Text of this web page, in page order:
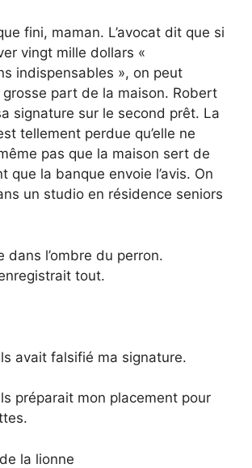
fini, maman. L’avocat dit que si
vingt mille dollars «
indispensables », on peut
grosse part de la maison. Robert
signature sur le second prêt. La
tellement perdue qu’elle ne
pas que la maison sert de
que la banque envoie l’avis. On
un studio en résidence seniors
dans l’ombre du perron.
tout.
avait falsifié ma signature.
préparait mon placement pour
la lionne